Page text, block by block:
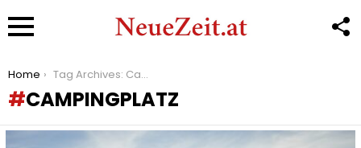
You are here:
Home Tag Archives: Campingplatz
CAMPINGPLATZ